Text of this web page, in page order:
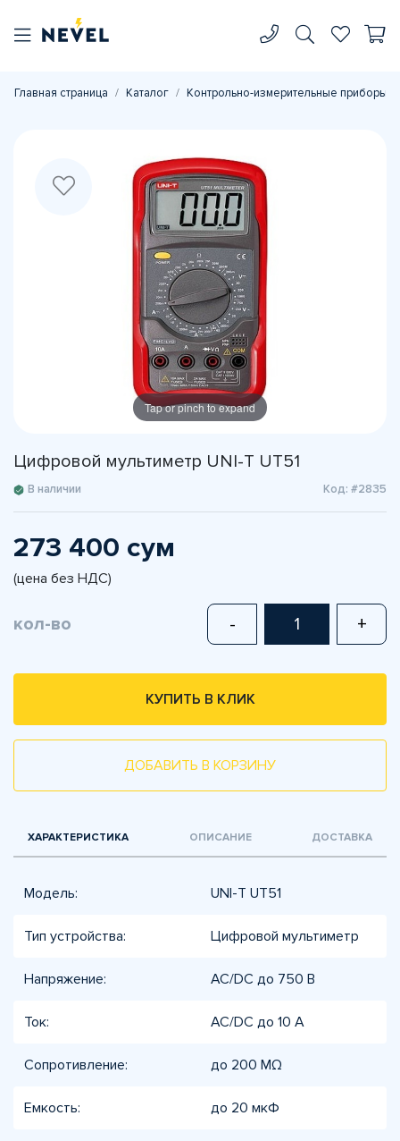
Главная страница Каталог Контрольно-измерительные приборы
Tap or pinch to expand
Цифровой мультиметр UNI-T UT51
В наличии Код: #2835
273 400 сум
(цена без НДС)
кол-во - +
КУПИТЬ В КЛИК
ДОБАВИТЬ В КОРЗИНУ
ХАРАКТЕРИСТИКА ОПИСАНИЕ ДОСТАВКА
Модель: UNI-T UT51
Тип устройства: Цифровой мультиметр
Напряжение: AC/DC до 750 В
Ток: AC/DC до 10 А
Сопротивление: до 200 MΩ
Емкость: до 20 мкФ